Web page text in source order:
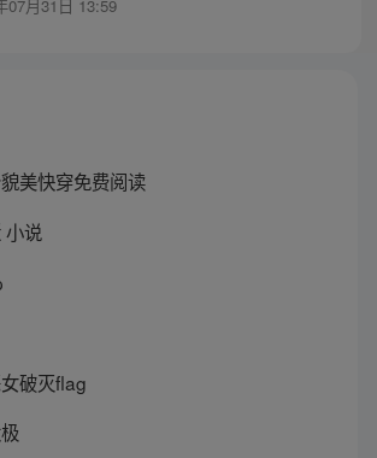
07月31日 13:59
美快穿免费阅读
小说
破灭flag